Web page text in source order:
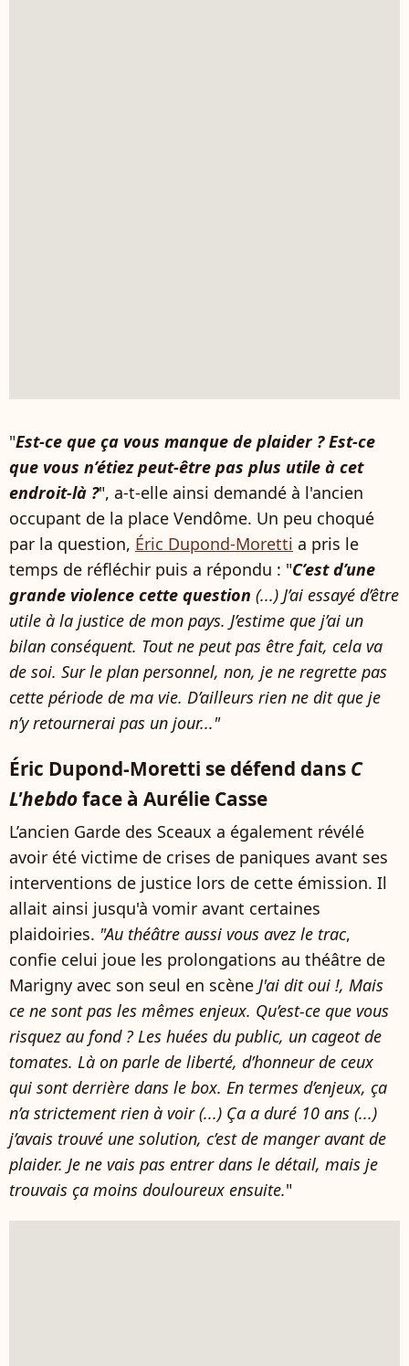
"Est-ce que ça vous manque de plaider ? Est-ce
que vous n’étiez peut-être pas plus utile à cet
endroit-là ?", a-t-elle ainsi demandé à l'ancien
occupant de la place Vendôme. Un peu choqué
par la question, Éric Dupond-Moretti a pris le
temps de réfléchir puis a répondu : "C’est d’une
grande violence cette question (...) J’ai essayé d’être
utile à la justice de mon pays. J’estime que j’ai un
bilan conséquent. Tout ne peut pas être fait, cela va
de soi. Sur le plan personnel, non, je ne regrette pas
cette période de ma vie. D’ailleurs rien ne dit que je
n’y retournerai pas un jour..."
Éric Dupond-Moretti se défend dans C
L'hebdoface à Aurélie Casse
L’ancien Garde des Sceaux a également révélé
avoir été victime de crises de paniques avant ses
interventions de justice lors de cette émission. Il
allait ainsi jusqu'à vomir avant certaines
plaidoiries. "Au théâtre aussi vous avez le trac,
confie celui joue les prolongations au théâtre de
Marigny avec son seul en scène J'ai dit oui !, Mais
ce ne sont pas les mêmes enjeux. Qu’est-ce que vous
risquez au fond ? Les huées du public, un cageot de
tomates. Là on parle de liberté, d’honneur de ceux
qui sont derrière dans le box. En termes d’enjeux, ça
n’a strictement rien à voir (...) Ça a duré 10 ans (...)
j’avais trouvé une solution, c’est de manger avant de
plaider. Je ne vais pas entrer dans le détail, mais je
trouvais ça moins douloureux ensuite."